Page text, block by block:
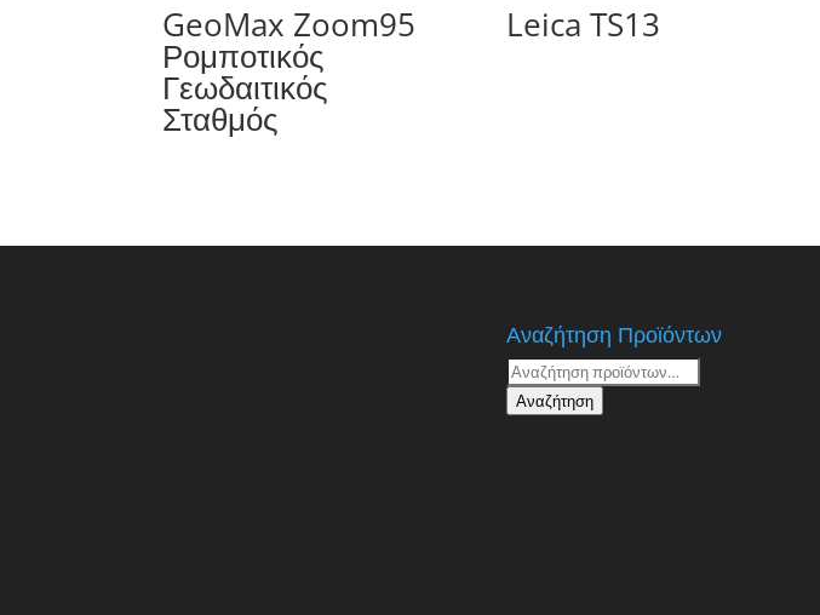
GeoMax Zoom95
Ρομποτικός
Γεωδαιτικός
Σταθμός
Leica TS13
Αναζήτηση Προϊόντων
Αναζήτηση
για:
Αναζήτηση